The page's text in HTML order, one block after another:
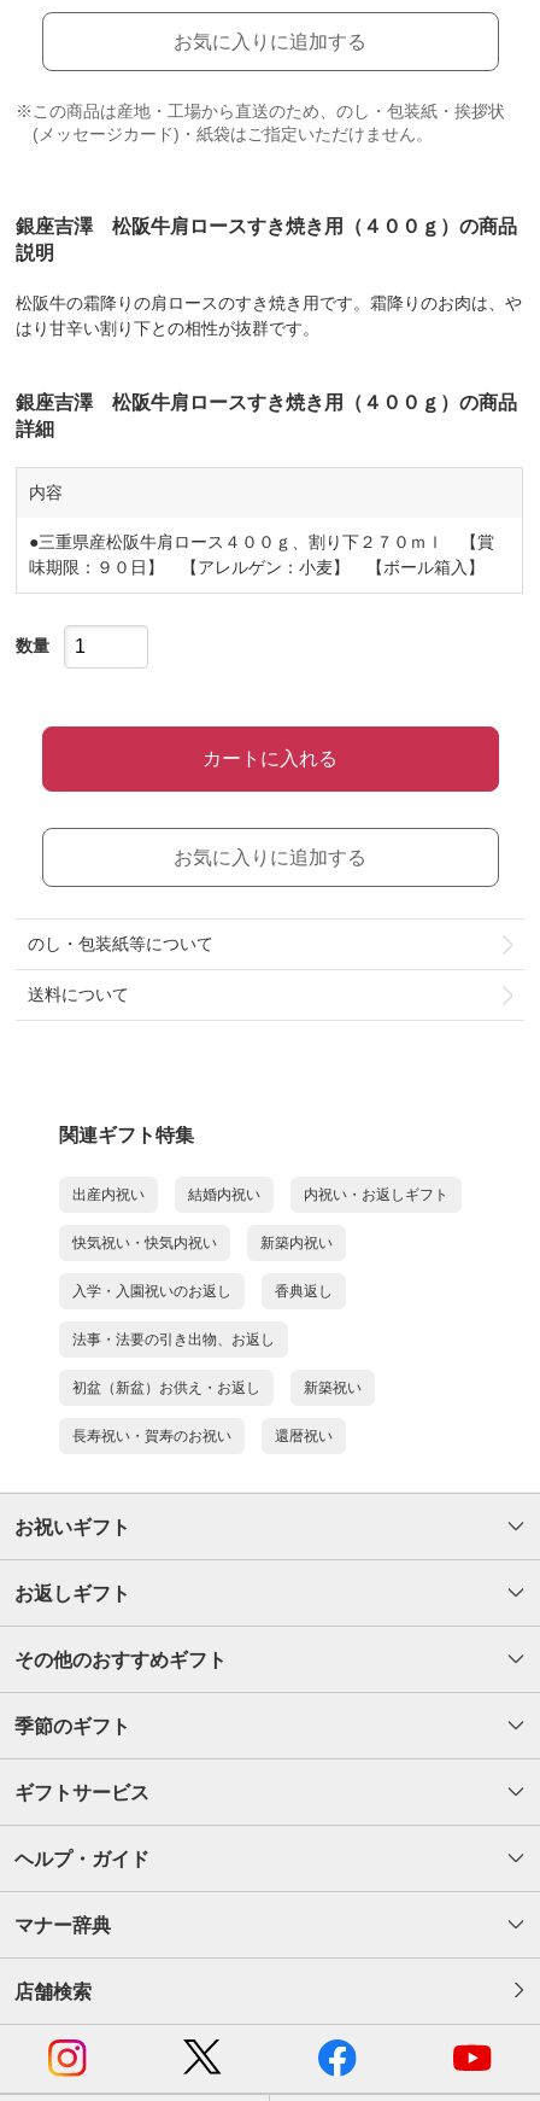
お気に入りに追加する
※この商品は産地・工場から直送のため、のし・包装紙・挨拶状
(メッセージカード)・紙袋はご指定いただけません。
銀座吉澤 松阪牛肩ロースすき焼き用（４００ｇ）の商品
説明
松阪牛の霜降りの肩ロースのすき焼き用です。霜降りのお肉は、や
はり甘辛い割り下との相性が抜群です。
銀座吉澤 松阪牛肩ロースすき焼き用（４００ｇ）の商品
詳細
内容
●三重県産松阪牛肩ロース４００ｇ、割り下２７０ｍｌ 【賞
味期限：９０日】 【アレルゲン：小麦】 【ボール箱入】
数量
カートに入れる
お気に入りに追加する
のし・包装紙等について
送料について
関連ギフト特集
出産内祝い 結婚内祝い 内祝い・お返しギフト
快気祝い・快気内祝い 新築内祝い
入学・入園祝いのお返し 香典返し
法事・法要の引き出物、お返し
初盆（新盆）お供え・お返し 新築祝い
長寿祝い・賀寿のお祝い 還暦祝い
お祝いギフト
お返しギフト
その他のおすすめギフト
季節のギフト
ギフトサービス
ヘルプ・ガイド
マナー辞典
店舗検索